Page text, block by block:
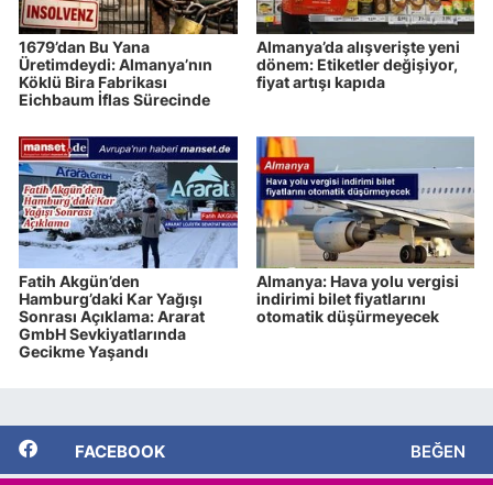
1679’dan Bu Yana
Üretimdeydi: Almanya’nın
Köklü Bira Fabrikası
Eichbaum İflas Sürecinde
Almanya’da alışverişte yeni
dönem: Etiketler değişiyor,
fiyat artışı kapıda
Fatih Akgün’den
Hamburg’daki Kar Yağışı
Sonrası Açıklama: Ararat
GmbH Sevkiyatlarında
Gecikme Yaşandı
Almanya: Hava yolu vergisi
indirimi bilet fiyatlarını
otomatik düşürmeyecek
FACEBOOK BEĞEN